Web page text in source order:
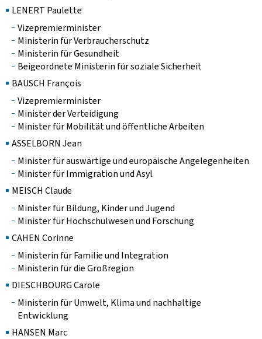
LENERT Paulette
Vizepremierminister
Ministerin für Verbraucherschutz
Ministerin für Gesundheit
Beigeordnete Ministerin für soziale Sicherheit
BAUSCH François
Vizepremierminister
Minister der Verteidigung
Minister für Mobilität und öffentliche Arbeiten
ASSELBORN Jean
Minister für auswärtige und europäische Angelegenheiten
Minister für Immigration und Asyl
MEISCH Claude
Minister für Bildung, Kinder und Jugend
Minister für Hochschulwesen und Forschung
CAHEN Corinne
Ministerin für Familie und Integration
Ministerin für die Großregion
DIESCHBOURG Carole
Ministerin für Umwelt, Klima und nachhaltige
Entwicklung
HANSEN Marc